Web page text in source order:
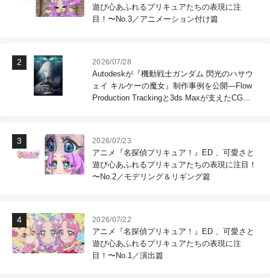
遊び心あふれるプリキュアたちの表現に注
目！〜No.3／アニメーション付け篇
2026/07/28
Autodeskが『機動戦士ガンダム 閃光のハサウ
ェイ キルケーの魔女』制作事例を公開―Flow
Production Trackingと3ds Maxが支えたCG制
2026/07/23
アニメ『名探偵プリキュア！』ED 、可愛さと
遊び心あふれるプリキュアたちの表現に注目！
〜No.2／モデリング＆リギング篇
2026/07/22
アニメ『名探偵プリキュア！』ED 、可愛さと
遊び心あふれるプリキュアたちの表現に注
目！〜No.1／演出篇